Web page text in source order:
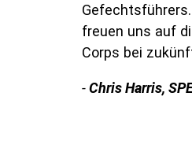
freuen uns auf
Corps bei
-Chris Harris,